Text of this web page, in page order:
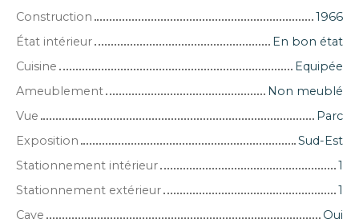
Construction
1966
État intérieur
En bon état
Cuisine
Equipée
Ameublement
Non meublé
Vue
Parc
Exposition
Sud-Est
Stationnement intérieur
1
Stationnement extérieur
1
Cave
Oui